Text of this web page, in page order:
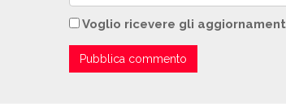
Voglio ricevere gli